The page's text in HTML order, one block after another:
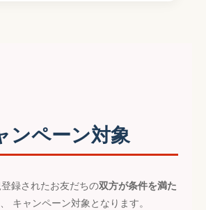
ンペーン対象
録されたお友だちの双方が条件を満た
キャンペーン対象となります。